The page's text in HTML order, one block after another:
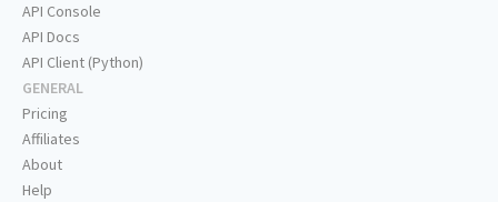
API Console
API Docs
API Client (Python)
GENERAL
Pricing
Affiliates
About
Help